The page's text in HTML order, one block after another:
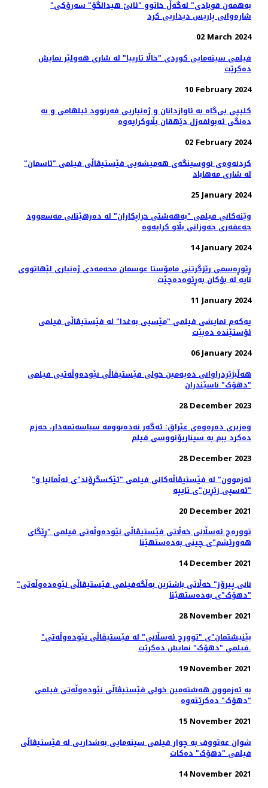
"به‌همه‌ن قوبادی" له‌گه‌ڵ خاتوو "ئانێ هیدالگۆ" سه‌رۆکی
شاره‌وانی پاریس دیداریی کرد
02 March 2024
فیلمی سینه‌مایی کوردی "خاڵا تارییا" لە شاری هه‌ولێر نمایش
ده‌کرێت
10 February 2024
کلیپی بی‌گاە بە ئاوازدانان و ژه‌نیاریی فه‌رنوود ئیلهامی و به‌
دەنگی ئەبولفەزل دێهقان بڵاوکرایەوە
02 February 2024
کردنەوەی نووسینگه‌ی هەمیشەیی فێستیڤاڵی فیلمی "ئاسمان"
لە شاری مەهاباد
25 January 2024
وێنەکانی فیلمی "به‌هه‌شتی خراپکاران" لە دەرهێنانی مەسعوود
جەعفەری جه‌وزانی بڵاو کرایەوە
14 January 2024
ڕێوڕه‌سمی رێزگرتنی مامۆستا عوسمان محەمەدی ژه‌نیاری لێهاتووی
نایه‌ لە بۆکان بەڕێوەدەچێت
11 January 2024
یەکەم نمایشی فیلمی "مێسیی بەغدا" لە فێستیڤاڵی فیلمی
ئۆستێندە دەبێت
06 January 2024
هه‌ڵبژێردراوانی دەیەمین خولی فێستیڤاڵی نێودەوڵەتیی فیلمی
"دهۆک" ناسێندران
28 December 2023
وەزیری دەرەوەی عێراق: ئه‌گه‌ر نه‌ده‌بوومه‌ سیاسەتمەدار، حەزم
دەکرد ببم بە سیناریۆنووسی فیلم
28 December 2023
"ئەزموون" لە فێستیڤاڵەکانی فیلمی "ئێکسگڕۆند"ی ئەڵمانیا و
"ئەسپی زێڕین"ی تایپە
20 December 2021
توورەج ئەسڵانی خەڵاتی فێستیڤاڵی نێودەوڵەتی فیلمی "ڕێگای
هەورێشم"ی چینی بەدەستهێنا
14 December 2021
"نانی پیرۆز" خەڵاتی باشترین بەڵگەفیلمی فێستیڤاڵی نێوەدەوڵەتی
"دهۆک"ی بەدەستهێنا
28 November 2021
"بێنیشتمان"ی "توورج ئەسڵانی" لە فێستیڤاڵی نێودەوڵەتی
فیلمی "دهۆک" نمایش ده‌کرێت.
19 November 2021
بە ئەزموون هەشتەمین خولی فێستیڤاڵی نێودەوڵەتی فیلمی
"دهۆک" دەکرێتەوە
15 November 2021
شوان عەتووف به چوار فیلمی سینەمایی بەشداریی لە فێستیڤاڵی
فیلمی "دهۆک" دەكات
14 November 2021